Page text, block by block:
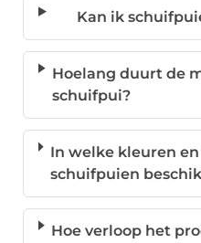
Kan ik
Hoelang duurt de
schuifpui?
In welke kleuren
schuifpuien
Hoe verloop het